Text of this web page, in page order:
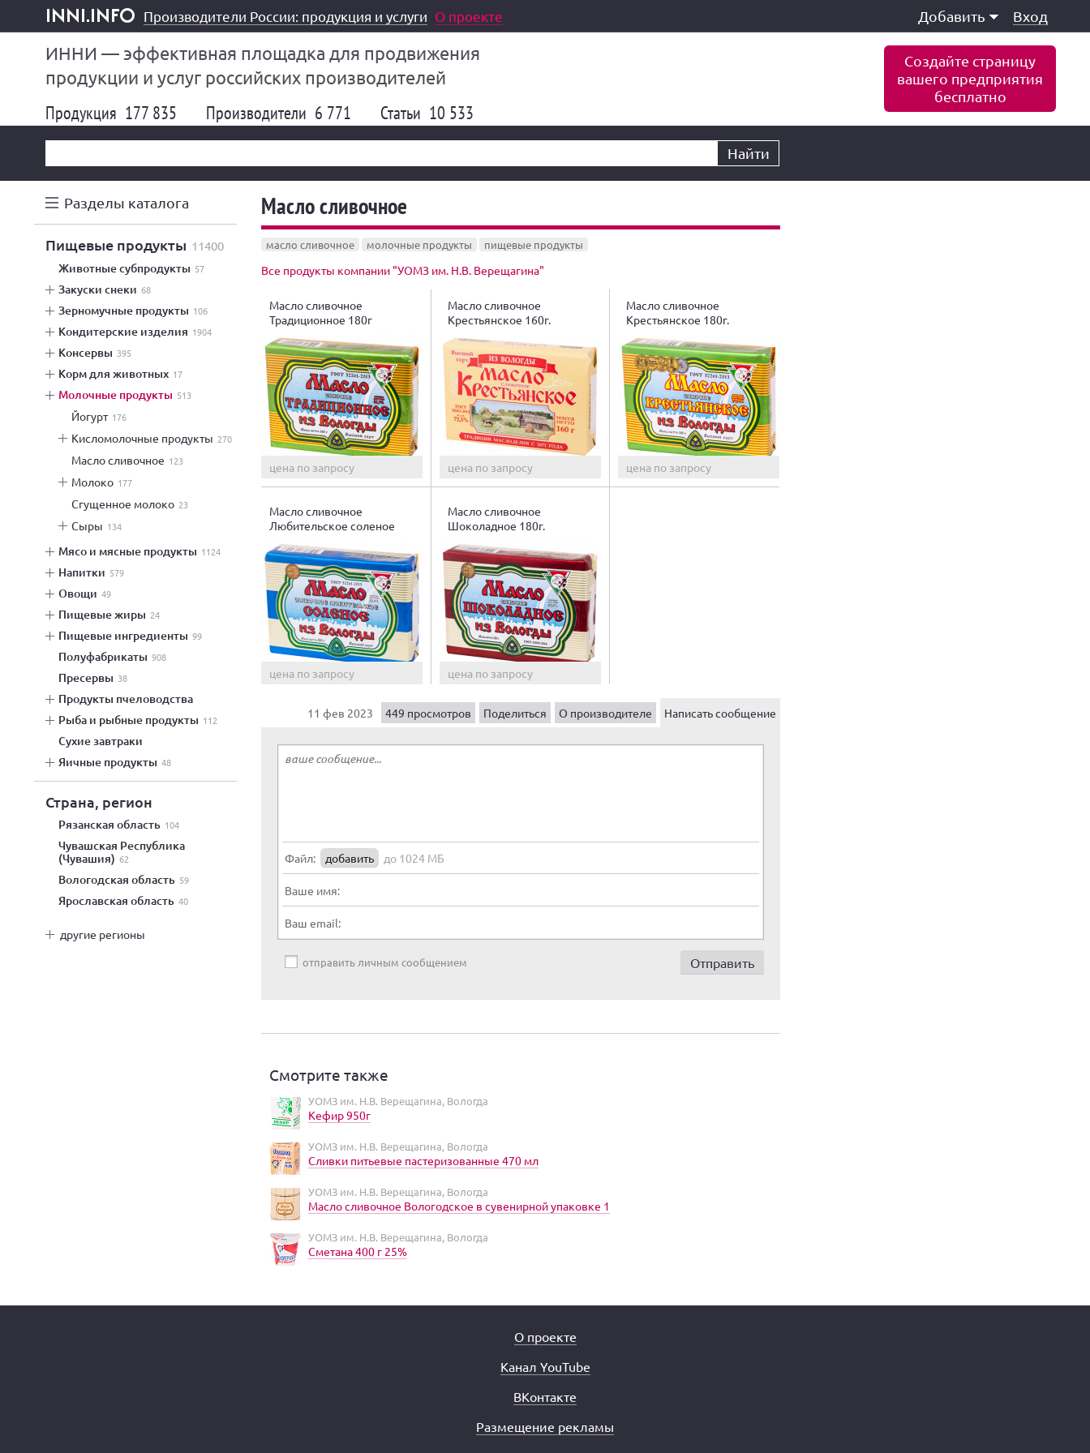
inni.info
Производители России: продукция и услуги О проекте Добавить Вход
ИННИ — эффективная площадка для продвижения
продукции и услуг российских производителей
Создайте страницу
вашего предприятия
бесплатно
Продукция 177 835 Производители 6 771 Статьи 10 533
Найти
Разделы каталога
пищевые продукты 11400
животные субпродукты 57
закуски снеки 68
зерномучные продукты 106
кондитерские изделия 1904
консервы 395
корм для животных 17
молочные продукты 513
йогурт 176
кисломолочные продукты 270
масло сливочное 123
молоко 177
сгущенное молоко 23
сыры 134
мясо и мясные продукты 1124
напитки 579
овощи 49
пищевые жиры 24
пищевые ингредиенты 99
полуфабрикаты 908
пресервы 38
продукты пчеловодства
рыба и рыбные продукты 112
сухие завтраки
яичные продукты 48
Страна, регион
Рязанская область 104
Чувашская Республика
(Чувашия) 62
Вологодская область 59
Ярославская область 40
другие регионы
Масло сливочное
масло сливочное молочные продукты пищевые продукты
Все продукты компании "УОМЗ им. Н.В. Верещагина"
Масло сливочное
Традиционное 180г
цена по запросу
Масло сливочное
Крестьянское 160г.
цена по запросу
Масло сливочное
Крестьянское 180г.
цена по запросу
Масло сливочное
Любительское соленое
цена по запросу
Масло сливочное
Шоколадное 180г.
цена по запросу
11 фев 2023 449 просмотров Поделиться О производителе Написать сообщение
Файл: добавить до 1024 МБ
Ваше имя:
Ваш email:
отправить личным сообщением
Смотрите также
УОМЗ им. Н.В. Верещагина, Вологда
Кефир 950г
УОМЗ им. Н.В. Верещагина, Вологда
Сливки питьевые пастеризованные 470 мл
УОМЗ им. Н.В. Верещагина, Вологда
Масло сливочное Вологодское в сувенирной упаковке 1
УОМЗ им. Н.В. Верещагина, Вологда
Сметана 400 г 25%
О проекте
Канал YouTube
ВКонтакте
Размещение рекламы